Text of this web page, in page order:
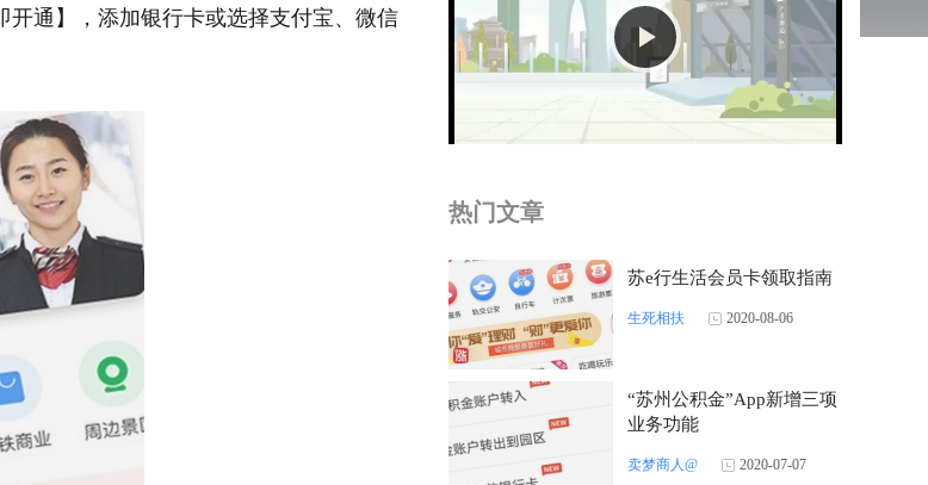
开通】，添加银行卡或选择支付宝、微信
Play
Video
热门文章
苏e行生活会员卡领取指南
生死相扶 2020-08-06
“苏州公积金”App新增三项
业务功能
卖梦商人@ 2020-07-07